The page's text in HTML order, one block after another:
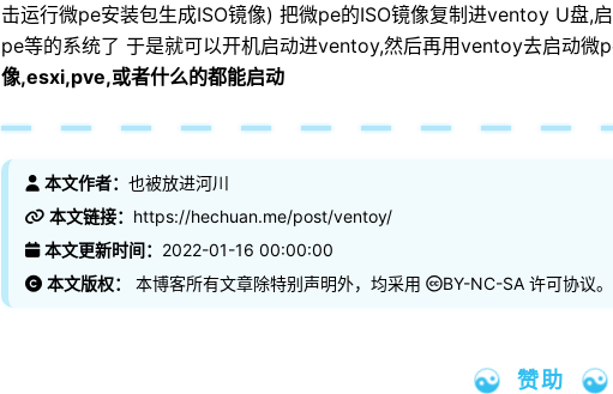
击运行微pe安装包生成ISO镜像) 把微pe的ISO镜像复制进ventoy U盘,
pe等的系统了 于是就可以开机启动进ventoy,然后再用ventoy去启动微
像,esxi,pve,或者什么的都能启动
本文作者：也被放进河川
本文链接： https://hechuan.me/post/ventoy/
本文更新时间： 2022-01-16 00:00:00
本文版权：
本博客所有文章除特别声明外，均采用 BY-NC-SA 许可协议
赞助